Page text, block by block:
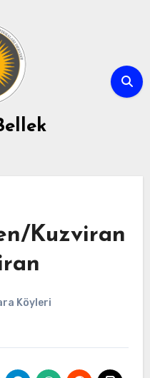
Kuzviran
Köyleri